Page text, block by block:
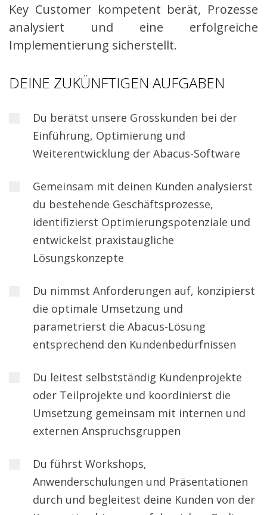
Key Customer kompetent berät, Prozesse
analysiert und eine erfolgreiche
Implementierung sicherstellt.
DEINE ZUKÜNFTIGEN AUFGABEN
Du berätst unsere Grosskunden bei der
Einführung, Optimierung und
Weiterentwicklung der Abacus-Software
Gemeinsam mit deinen Kunden analysierst
du bestehende Geschäftsprozesse,
identifizierst Optimierungspotenziale und
entwickelst praxistaugliche
Lösungskonzepte
Du nimmst Anforderungen auf, konzipierst
die optimale Umsetzung und
parametrierst die Abacus-Lösung
entsprechend den Kundenbedürfnissen
Du leitest selbstständig Kundenprojekte
oder Teilprojekte und koordinierst die
Umsetzung gemeinsam mit internen und
externen Anspruchsgruppen
Du führst Workshops,
Anwenderschulungen und Präsentationen
durch und begleitest deine Kunden von der